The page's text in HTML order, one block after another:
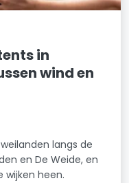
in
wind en
langs de
en De Weide, en
wijken heen.